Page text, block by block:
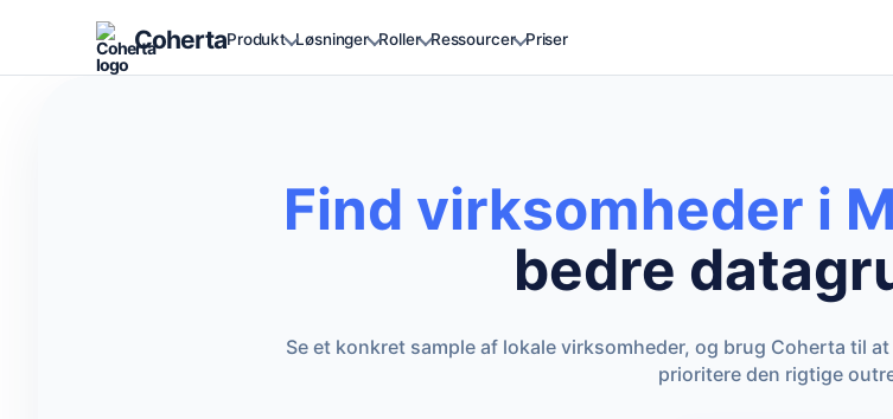
CohertaProdukt Løsninger Roller Ressourcer Priser
Find virksomheder i
bedre
Se et konkret sample af lokale virksomheder, og brug Coherta til
prioritere den rigtige